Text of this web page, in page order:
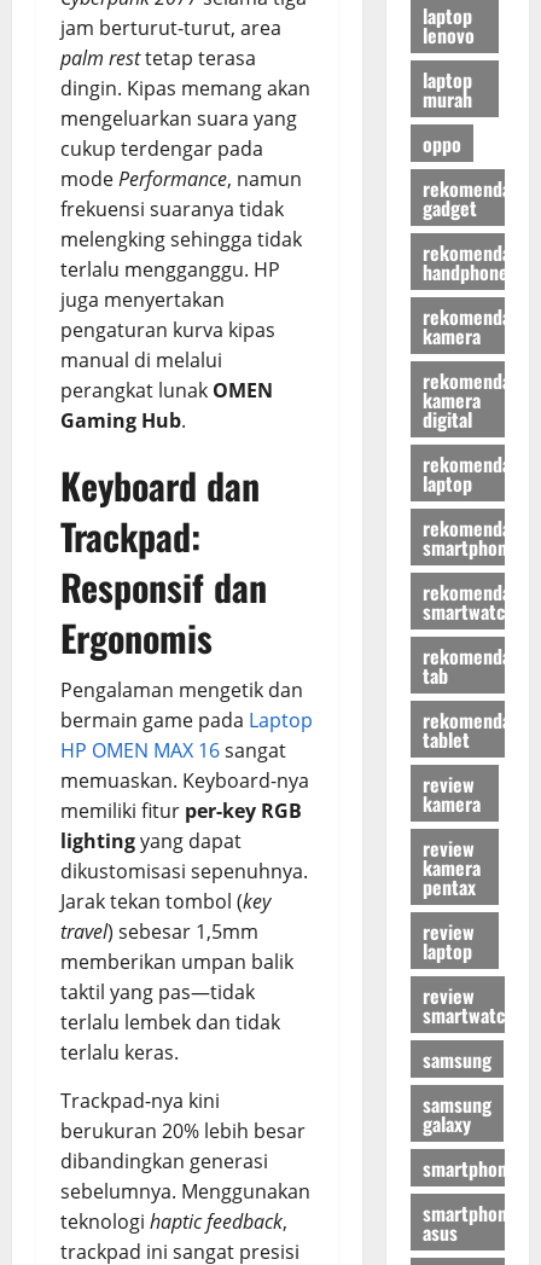
jam berturut-turut, area
palm resttetap terasa
dingin. Kipas memang akan
mengeluarkan suara yang
cukup terdengar pada
modePerformance, namun
frekuensi suaranya tidak
melengking sehingga tidak
terlalu mengganggu. HP
juga menyertakan
pengaturan kurva kipas
manual di melalui
perangkat lunak OMEN
Gaming Hub.
Keyboard dan
Trackpad:
Responsif dan
Ergonomis
Pengalaman mengetik dan
bermain game pada Laptop
HP OMEN MAX 16sangat
memuaskan. Keyboard-nya
memiliki fitur per-key RGB
lightingyang dapat
dikustomisasi sepenuhnya.
Jarak tekan tombol (key
travel) sebesar 1,5mm
memberikan umpan balik
taktil yang pas—tidak
terlalu lembek dan tidak
terlalu keras.
Trackpad-nya kini
berukuran 20% lebih besar
dibandingkan generasi
sebelumnya. Menggunakan
teknologi haptic feedback,
trackpad ini sangat presisi
laptop
lenovo
laptop
murah
oppo
rekomendasi
gadget
rekomendasi
handphone
rekomendasi
kamera
rekomendasi
kamera
digital
rekomendasi
laptop
rekomendasi
smartphone
rekomendasi
smartwatch
rekomendasi
tab
rekomendasi
tablet
review
kamera
review
kamera
pentax
review
laptop
review
smartwatch
samsung
samsung
galaxy
smartphone
smartphone
asus